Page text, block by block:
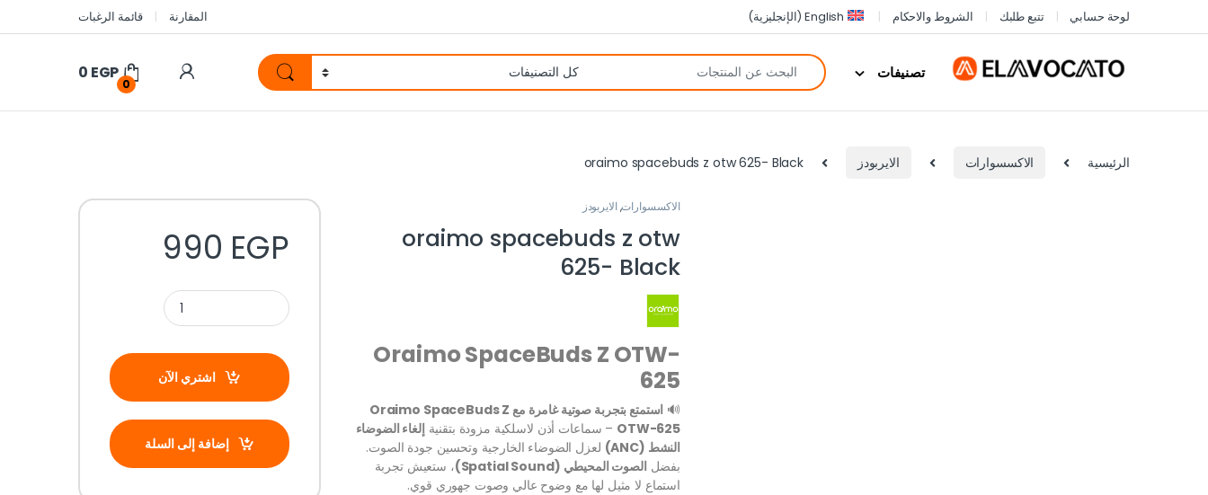
لوحة حسابي تتبع طلبك الشروط والاحكام English
(الإنجليزية) المقارنة قائمة الرغبات
تصنيفات
0
0 EGP
الرئيسية الاكسسوارات الايربودز oraimo spacebuds z otw 625- Black
الاكسسوارات,الايربودز
oraimo spacebuds z otw
625- Black
Oraimo SpaceBuds Z OTW-
625
🔊
استمتع بتجربة صوتية غامرة مع Oraimo SpaceBuds Z
OTW-625 – سماعات أذن لاسلكية مزودة بتقنية إلغاء الضوضاء
النشط (ANC)
لعزل الضوضاء الخارجية وتحسين جودة الصوت.
بفضل الصوت المحيطي (Spatial Sound)
، ستعيش تجربة
استماع لا مثيل لها مع وضوح عالي وصوت جهوري قوي.
990 EGP
اشتري الآن
إضافة إلى السلة